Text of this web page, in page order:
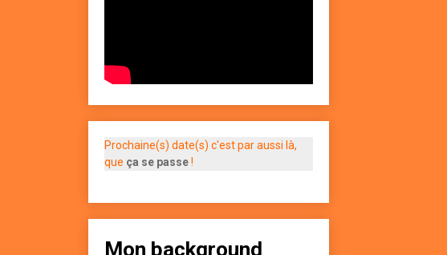
Prochaine(s) date(s) c'est par aussi là,
que ça se passe!
Mon background